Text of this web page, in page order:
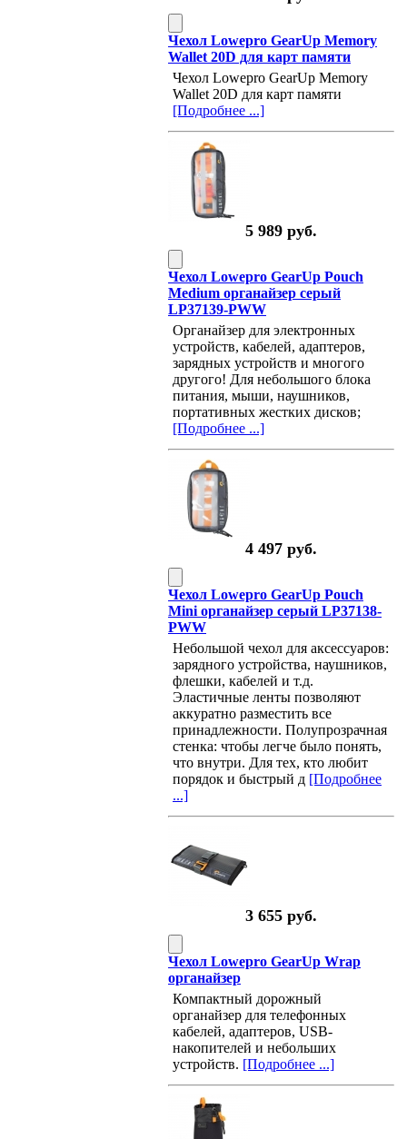
Чехол Lowepro GearUp Memory
Wallet 20D для карт памяти
Чехол Lowepro GearUp Memory
Wallet 20D для карт памяти
[Подробнее ...]
5 989 руб.
Чехол Lowepro GearUp Pouch
Medium органайзер серый
LP37139-PWW
Органайзер для электронных
устройств, кабелей, адаптеров,
зарядных устройств и многого
другого! Для небольшого блока
питания, мыши, наушников,
портативных жестких дисков;
[Подробнее ...]
4 497 руб.
Чехол Lowepro GearUp Pouch
Mini органайзер серый LP37138-
PWW
Небольшой чехол для аксессуаров:
зарядного устройства, наушников,
флешки, кабелей и т.д.
Эластичные ленты позволяют
аккуратно разместить все
принадлежности. Полупрозрачная
стенка: чтобы легче было понять,
что внутри. Для тех, кто любит
порядок и быстрый д [Подробнее
...]
3 655 руб.
Чехол Lowepro GearUp Wrap
органайзер
Компактный дорожный
органайзер для телефонных
кабелей, адаптеров, USB-
накопителей и небольших
устройств. [Подробнее ...]